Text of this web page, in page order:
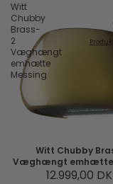
Witt
Chubby
Brass-
2
Væghængt
emhætte
Messing
Witt Chubby
Væghængt emhætte
12.999,00